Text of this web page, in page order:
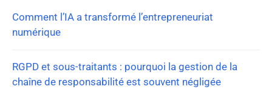
Comment l’IA a transformé l’entrepreneuriat
numérique
RGPD et sous-traitants : pourquoi la gestion de la
chaîne de responsabilité est souvent négligée